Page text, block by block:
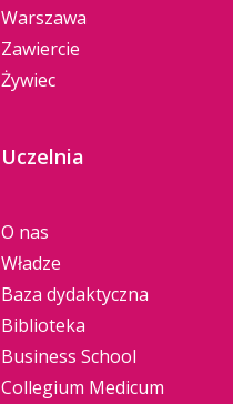
Warszawa
Zawiercie
Żywiec
Uczelnia
O nas
Władze
Baza dydaktyczna
Biblioteka
Business School
Collegium Medicum